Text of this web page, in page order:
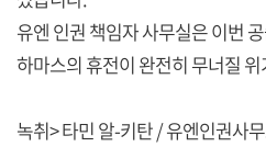
유엔 인권 책임자 사무실은 이번
하마스의 휴전이 완전히 무너질
녹취> 타민 알-키탄 / 유엔인권사